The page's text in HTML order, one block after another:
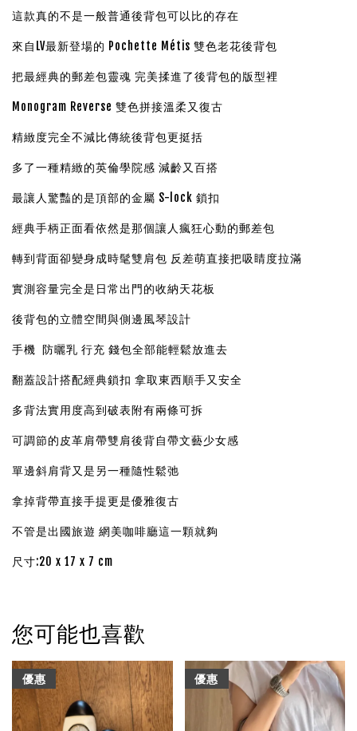
這款真的不是一般普通後背包可以比的存在
來自LV最新登場的 Pochette Métis 雙色老花後背包
把最經典的郵差包靈魂 完美揉進了後背包的版型裡
Monogram Reverse 雙色拼接溫柔又復古
精緻度完全不減比傳統後背包更挺括
多了一種精緻的英倫學院感 減齡又百搭
最讓人驚豔的是頂部的金屬 S-lock 鎖扣
經典手柄正面看依然是那個讓人瘋狂心動的郵差包
轉到背面卻變身成時髦雙肩包 反差萌直接把吸睛度拉滿
實測容量完全是日常出門的收納天花板
後背包的立體空間與側邊風琴設計
手機 防曬乳 行充 錢包全部能輕鬆放進去
翻蓋設計搭配經典鎖扣 拿取東西順手又安全
多背法實用度高到破表附有兩條可拆
可調節的皮革肩帶雙肩後背自帶文藝少女感
單邊斜肩背又是另一種隨性鬆弛
拿掉背帶直接手提更是優雅復古
不管是出國旅遊 網美咖啡廳這一顆就夠
尺寸:20 x 17 x 7 cm
您可能也喜歡
優惠 優惠